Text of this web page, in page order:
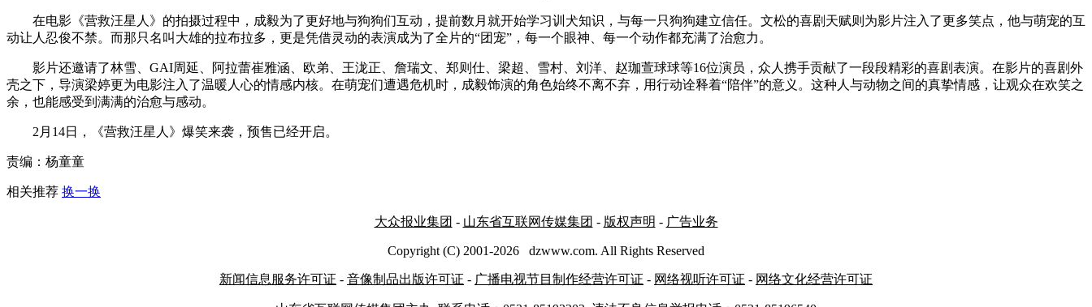
在电影《营救汪星人》的拍摄过程中，成毅为了更好地与狗狗们互动，提前数月就开始学习训犬知识，与每一只狗狗建立信任。文松的喜剧天赋则为影片注入了更多笑点，他与萌宠的互
动让人忍俊不禁。而那只名叫大雄的拉布拉多，更是凭借灵动的表演成为了全片的“团宠”，每一个眼神、每一个动作都充满了治愈力。
影片还邀请了林雪、GAI周延、阿拉蕾崔雅涵、欧弟、王泷正、詹瑞文、郑则仕、梁超、雪村、刘洋、赵珈萱球球等16位演员，众人携手贡献了一段段精彩的喜剧表演。在影片的喜剧外
壳之下，导演梁婷更为电影注入了温暖人心的情感内核。在萌宠们遭遇危机时，成毅饰演的角色始终不离不弃，用行动诠释着“陪伴”的意义。这种人与动物之间的真挚情感，让观众在欢笑之
余，也能感受到满满的治愈与感动。
2月14日，《营救汪星人》爆笑来袭，预售已经开启。
责编：杨童童
相关推荐 换一换
大众报业集团 - 山东省互联网传媒集团 - 版权声明 - 广告业务
Copyright (C) 2001-2026 dzwww.com. All Rights Reserved
新闻信息服务许可证 - 音像制品出版许可证 - 广播电视节目制作经营许可证 - 网络视听许可证 - 网络文化经营许可证